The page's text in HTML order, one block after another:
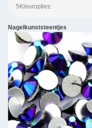
5Kleuropties:
Nagelkunststeentjes